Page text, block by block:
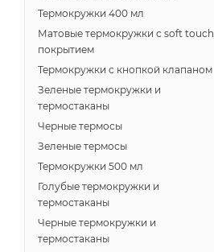
Термокружки 400 мл
Матовые термокружки с soft touch
покрытием
Термокружки с кнопкой клапаном
Зеленые термокружки и
термостаканы
Черные термосы
Зеленые термосы
Термокружки 500 мл
Голубые термокружки и
термостаканы
Черные термокружки и
термостаканы